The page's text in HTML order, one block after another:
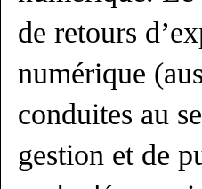
de retours
numérique
conduites au
gestion et de